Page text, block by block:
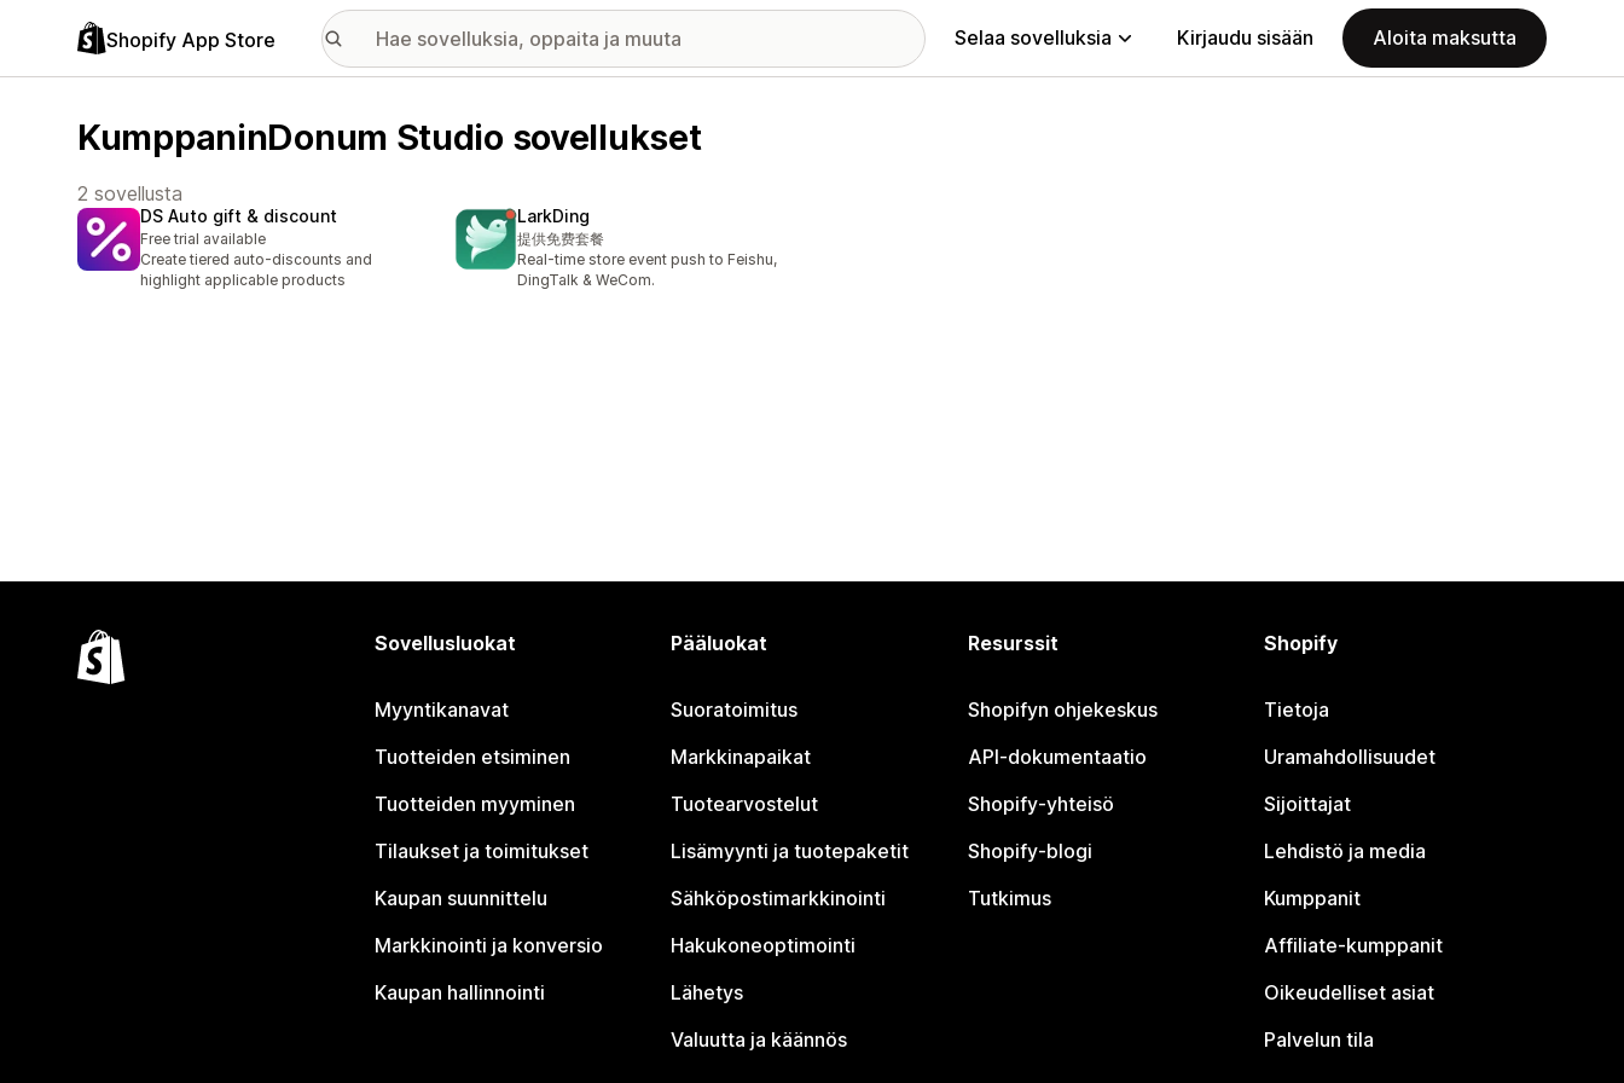
Shopify App Store Selaa sovelluksia Kirjaudu sisään Aloita maksutta
KumppaninDonum Studio sovellukset
2 sovellusta
DS Auto gift & discount
Free trial available
Create tiered auto‑discounts and
highlight applicable products
LarkDing
提供免费套餐
Real-time store event push to Feishu,
DingTalk & WeCom.
Sovellusluokat
Myyntikanavat
Tuotteiden etsiminen
Tuotteiden myyminen
Tilaukset ja toimitukset
Kaupan suunnittelu
Markkinointi ja konversio
Kaupan hallinnointi
Pääluokat
Suoratoimitus
Markkinapaikat
Tuotearvostelut
Lisämyynti ja tuotepaketit
Sähköpostimarkkinointi
Hakukoneoptimointi
Lähetys
Valuutta ja käännös
Resurssit
Shopifyn ohjekeskus
API-dokumentaatio
Shopify-yhteisö
Shopify-blogi
Tutkimus
Shopify
Tietoja
Uramahdollisuudet
Sijoittajat
Lehdistö ja media
Kumppanit
Affiliate-kumppanit
Oikeudelliset asiat
Palvelun tila